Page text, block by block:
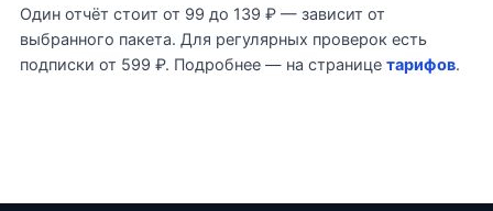
Один отчёт стоит от 99 до 139 ₽ — зависит от
выбранного пакета. Для регулярных проверок есть
подписки от 599 ₽. Подробнее — на странице тарифов.